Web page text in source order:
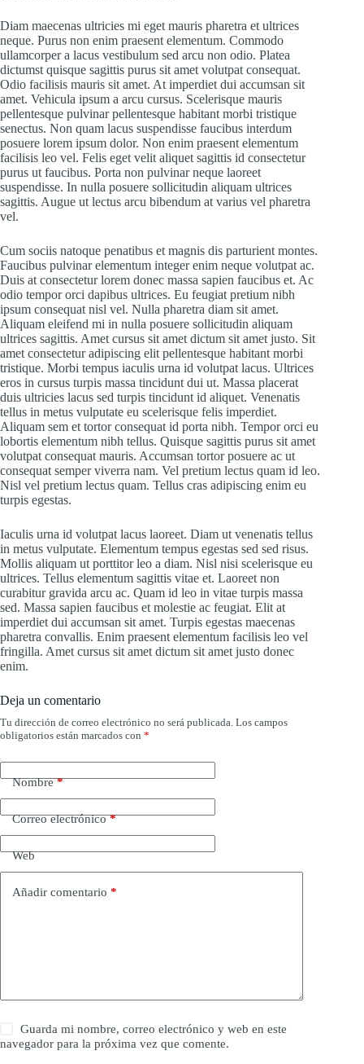
Diam maecenas ultricies mi eget mauris pharetra et ultrices
neque. Purus non enim praesent elementum. Commodo
ullamcorper a lacus vestibulum sed arcu non odio. Platea
dictumst quisque sagittis purus sit amet volutpat consequat.
Odio facilisis mauris sit amet. At imperdiet dui accumsan sit
amet. Vehicula ipsum a arcu cursus. Scelerisque mauris
pellentesque pulvinar pellentesque habitant morbi tristique
senectus. Non quam lacus suspendisse faucibus interdum
posuere lorem ipsum dolor. Non enim praesent elementum
facilisis leo vel. Felis eget velit aliquet sagittis id consectetur
purus ut faucibus. Porta non pulvinar neque laoreet
suspendisse. In nulla posuere sollicitudin aliquam ultrices
sagittis. Augue ut lectus arcu bibendum at varius vel pharetra
vel.
Cum sociis natoque penatibus et magnis dis parturient montes.
Faucibus pulvinar elementum integer enim neque volutpat ac.
Duis at consectetur lorem donec massa sapien faucibus et. Ac
odio tempor orci dapibus ultrices. Eu feugiat pretium nibh
ipsum consequat nisl vel. Nulla pharetra diam sit amet.
Aliquam eleifend mi in nulla posuere sollicitudin aliquam
ultrices sagittis. Amet cursus sit amet dictum sit amet justo. Sit
amet consectetur adipiscing elit pellentesque habitant morbi
tristique. Morbi tempus iaculis urna id volutpat lacus. Ultrices
eros in cursus turpis massa tincidunt dui ut. Massa placerat
duis ultricies lacus sed turpis tincidunt id aliquet. Venenatis
tellus in metus vulputate eu scelerisque felis imperdiet.
Aliquam sem et tortor consequat id porta nibh. Tempor orci eu
lobortis elementum nibh tellus. Quisque sagittis purus sit amet
volutpat consequat mauris. Accumsan tortor posuere ac ut
consequat semper viverra nam. Vel pretium lectus quam id leo.
Nisl vel pretium lectus quam. Tellus cras adipiscing enim eu
turpis egestas.
Iaculis urna id volutpat lacus laoreet. Diam ut venenatis tellus
in metus vulputate. Elementum tempus egestas sed sed risus.
Mollis aliquam ut porttitor leo a diam. Nisl nisi scelerisque eu
ultrices. Tellus elementum sagittis vitae et. Laoreet non
curabitur gravida arcu ac. Quam id leo in vitae turpis massa
sed. Massa sapien faucibus et molestie ac feugiat. Elit at
imperdiet dui accumsan sit amet. Turpis egestas maecenas
pharetra convallis. Enim praesent elementum facilisis leo vel
fringilla. Amet cursus sit amet dictum sit amet justo donec
enim.
Deja un comentario
Tu dirección de correo electrónico no será publicada. Los campos
obligatorios están marcados con *
Nombre*
Correo electrónico*
Web
Añadir comentario *
Guarda mi nombre, correo electrónico y web en este
navegador para la próxima vez que comente.